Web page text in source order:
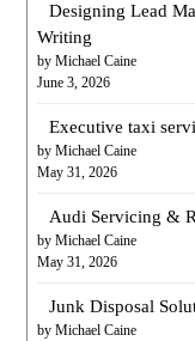
Designing Lead
Writing
by Michael Caine
June 3, 2026
Executive taxi
by Michael Caine
May 31, 2026
Audi Servicing &
by Michael Caine
May 31, 2026
Junk Disposal
by Michael Caine